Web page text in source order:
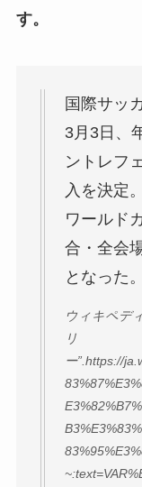
す。
国際サッ
3月3日、
ントレフ
入を決定。
ワールド
合・全会
となった。
ウィキペデ
リ
ー”.https://